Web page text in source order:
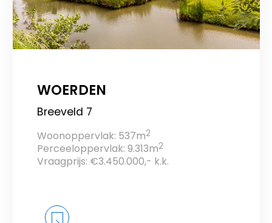
WOERDEN
Breeveld 7
Woonoppervlak: 537m2
Perceeloppervlak: 9.313m2
Vraagprijs: €3.450.000,- k.k.